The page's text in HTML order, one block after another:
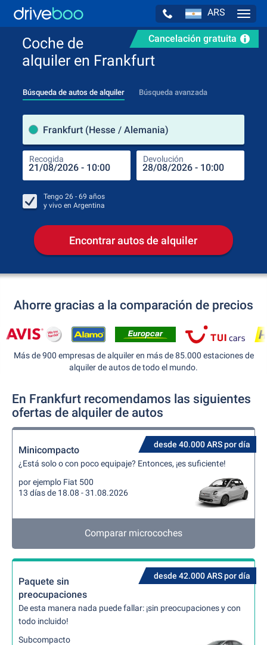
ARS
Cancelación gratuita
Coche de
alquiler en Frankfurt
Búsqueda de autos de alquiler Búsqueda avanzada
Frankfurt (Hesse / Alemania)
Recogida Devolución
Tengo 26 - 69 años
y vivo en Argentina
Encontrar autos de alquiler
Ahorre gracias a la comparación de precios
Más de 900 empresas de alquiler en más de 85.000 estaciones de
alquiler de autos de todo el mundo.
En Frankfurt recomendamos las siguientes
ofertas de alquiler de autos
desde 40.000 ARS por día
Minicompacto
¿Está solo o con poco equipaje? Entonces, ¡es suficiente!
por ejemplo Fiat 500
13 días de 18.08 - 31.08.2026
Comparar microcoches
desde 42.000 ARS por día
Paquete sin
preocupaciones
De esta manera nada puede fallar: ¡sin preocupaciones y con
todo incluido!
Subcompacto